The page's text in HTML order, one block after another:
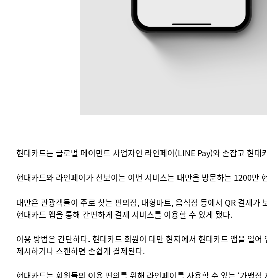
현대카드는 글로벌 페이먼트 사업자인 라인페이(LINE Pay)와 손잡고 현
현대카드와 라인페이가 선보이는 이번 서비스는 대만을 방문하는 1200만
대만은 관광객들이 주로 찾는 편의점, 대형마트, 음식점 등에서 QR 결제
현대카드 앱을 통해 간편하게 결제 서비스를 이용할 수 있게 됐다.
이용 방법은 간단하다. 현대카드 회원이 대만 현지에서 현대카드 앱을 열
제시하거나 스캔하면 손쉽게 결제된다.
현대카드는 회원들의 이용 편의를 위해 라인페이를 사용할 수 있는 ‘가맹점